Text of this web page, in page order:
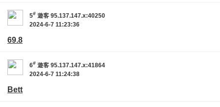
5# 遊客 95.137.147.x:40250
2024-6-7 11:23:36
69.8
6# 遊客 95.137.147.x:41864
2024-6-7 11:24:38
Bett